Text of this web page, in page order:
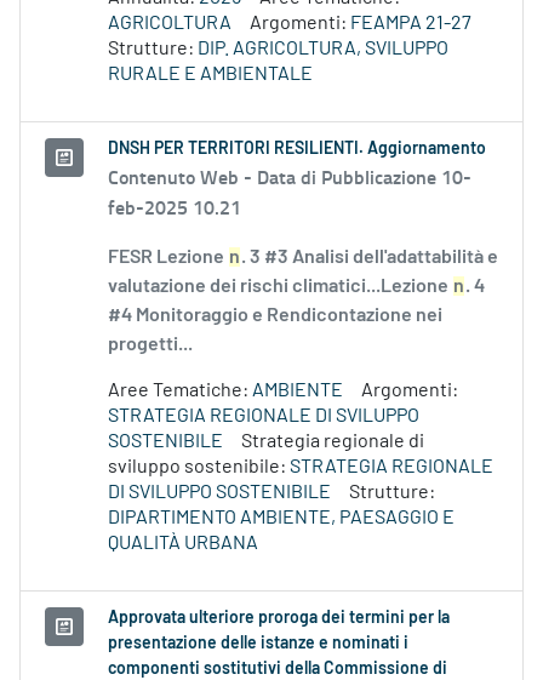
AGRICOLTURA
Argomenti: FEAMPA 21-27
Strutture: DIP. AGRICOLTURA, SVILUPPO
RURALE E AMBIENTALE
DNSH PER TERRITORI RESILIENTI. Aggiornamento
Contenuto Web - Data di Pubblicazione 10-
feb-2025 10.21
FESR Lezione n. 3 #3 Analisi dell'adattabilità e
valutazione dei rischi climatici...Lezione n. 4
#4 Monitoraggio e Rendicontazione nei
progetti...
Aree Tematiche: AMBIENTE
Argomenti:
STRATEGIA REGIONALE DI SVILUPPO
SOSTENIBILE
Strategia regionale di
sviluppo sostenibile: STRATEGIA REGIONALE
DI SVILUPPO SOSTENIBILE
Strutture:
DIPARTIMENTO AMBIENTE, PAESAGGIO E
QUALITÀ URBANA
Approvata ulteriore proroga dei termini per la
presentazione delle istanze e nominati i
componenti sostitutivi della Commissione di